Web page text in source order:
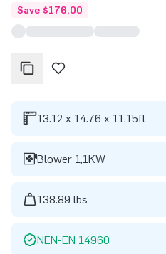
Save $176.00
13.12 x 14.76 x 11.15ft
Blower 1,1KW
138.89 lbs
NEN-EN 14960